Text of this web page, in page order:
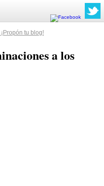
tu blog!
a los